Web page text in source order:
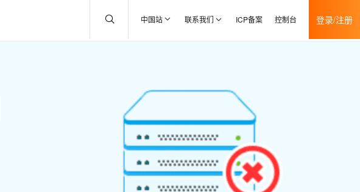
中国站 联系我们 ICP备案 控制台 登录/注册